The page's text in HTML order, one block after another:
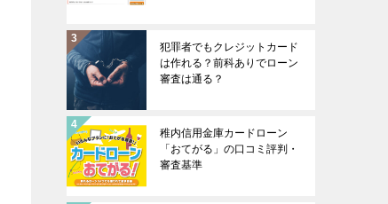
犯罪者でもクレジットカード
は作れる？前科ありでローン
審査は通る？
稚内信用金庫カードローン
「おてがる」の口コミ評判・
審査基準